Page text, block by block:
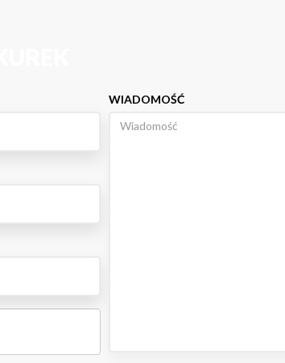
WIADOMOŚĆ